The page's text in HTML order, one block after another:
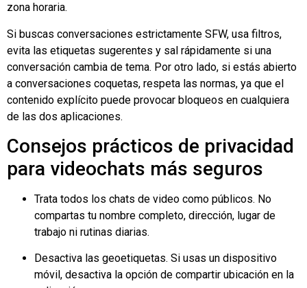
zona horaria.
Si buscas conversaciones estrictamente SFW, usa filtros,
evita las etiquetas sugerentes y sal rápidamente si una
conversación cambia de tema. Por otro lado, si estás abierto
a conversaciones coquetas, respeta las normas, ya que el
contenido explícito puede provocar bloqueos en cualquiera
de las dos aplicaciones.
Consejos prácticos de privacidad
para videochats más seguros
Trata todos los chats de video como públicos. No
compartas tu nombre completo, dirección, lugar de
trabajo ni rutinas diarias.
Desactiva las geoetiquetas. Si usas un dispositivo
móvil, desactiva la opción de compartir ubicación en la